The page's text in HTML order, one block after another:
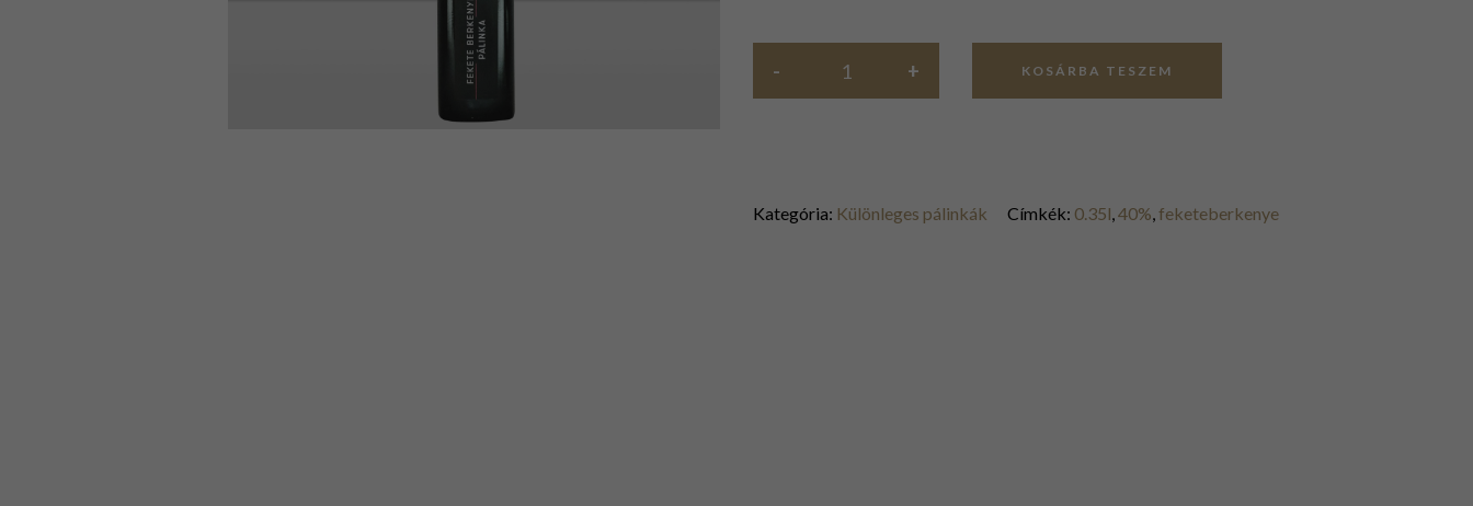
KOSÁRBA TESZEM
Kategória: Különleges pálinkák Címkék: 0.35l,40%,feketeberkenye